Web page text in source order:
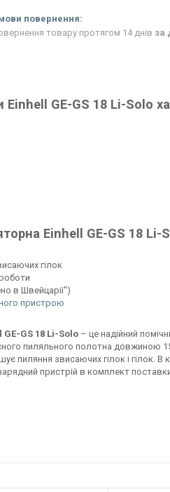
товару протягом 14 днів за
GE-GS 18 Li-Solo
Einhell GE-GS 18 Li-
гілок
в Швейцарії")
пристрою
GE-GS 18 Li-Solo – це надійний
пиляльного полотна довжиною
пиляння звисаючих гілок і гілок.
пристрій в комплект